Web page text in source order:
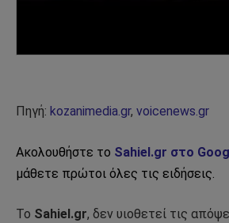
Πηγή: kozanimedia.gr, voicenews.gr
Ακολουθήστε το Sahiel.gr στο
μάθετε πρώτοι όλες τις ειδήσεις.
Το Sahiel.gr, δεν υιοθετεί τις